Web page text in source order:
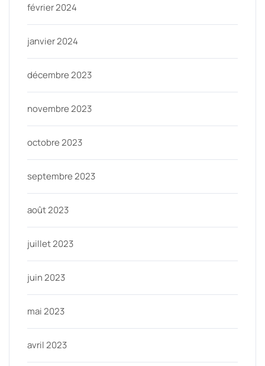
février 2024
janvier 2024
décembre 2023
novembre 2023
octobre 2023
septembre 2023
août 2023
juillet 2023
juin 2023
mai 2023
avril 2023